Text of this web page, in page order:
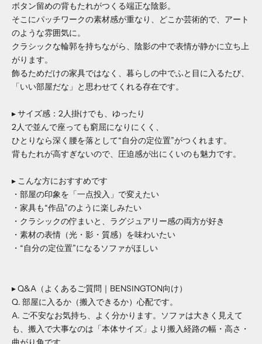
ボタン留めの背もたれがつくる端正な陰影。
そこにパッチワークの素材感が重なり、どこか芸術的で、アート
のような雰囲気に。
クラシックな輪郭を持ちながら、陰影の中で表情が静かに立ち上
がります。
飾るためだけの家具ではなく、暮らしの中でふと目に入るたび、
「いい部屋だな」と思わせてくれる存在です。
▸ サイズ感：2人掛けでも、ゆったり
2人で並んで座っても窮屈になりにくく、
ひとりなら深く腰を落として“自分の定位置”がつくれます。
背もたれが高すぎないので、圧迫感が出にくいのも魅力です。
▸ こんな方におすすめです
・部屋の印象を「一点投入」で変えたい
・家具も“作品”のように楽しみたい
・クラシックの佇まいと、ラグジュアリー感の両方が好き
・素材の表情（光・影・質感）を味わいたい
・“自分の定位置”になるソファがほしい
▸ Q&A（よくあるご質問｜BENSINGTON向け）
Q. 部屋に入るか（搬入できるか）心配です。
A. ご不安なお気持ち、よく分かります。ソファは大きく見えて
も、搬入で大事なのは「本体サイズ」より搬入経路の幅・高さ・